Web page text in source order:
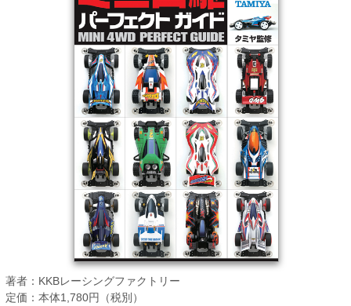
著者：KKBレーシングファクトリー
定価：本体1,780円（税別）